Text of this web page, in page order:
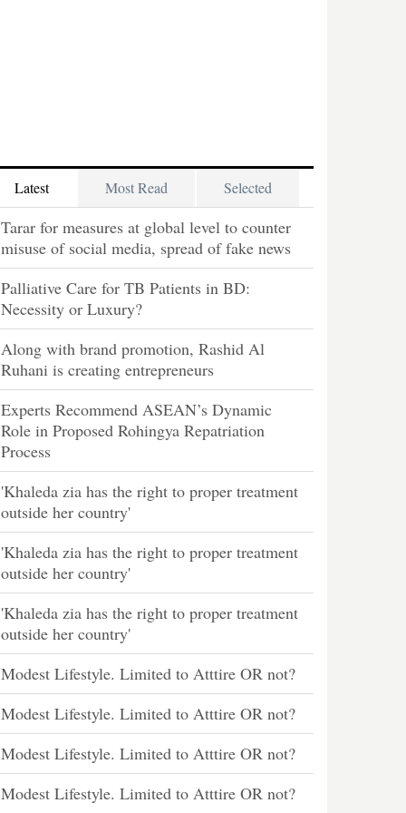
Latest Most Read Selected
Tarar for measures at global level to counter
misuse of social media, spread of fake news
Palliative Care for TB Patients in BD:
Necessity or Luxury?
Along with brand promotion, Rashid Al
Ruhani is creating entrepreneurs
Experts Recommend ASEAN’s Dynamic
Role in Proposed Rohingya Repatriation
Process
'Khaleda zia has the right to proper treatment
outside her country'
'Khaleda zia has the right to proper treatment
outside her country'
'Khaleda zia has the right to proper treatment
outside her country'
Modest Lifestyle. Limited to Atttire OR not?
Modest Lifestyle. Limited to Atttire OR not?
Modest Lifestyle. Limited to Atttire OR not?
Modest Lifestyle. Limited to Atttire OR not?